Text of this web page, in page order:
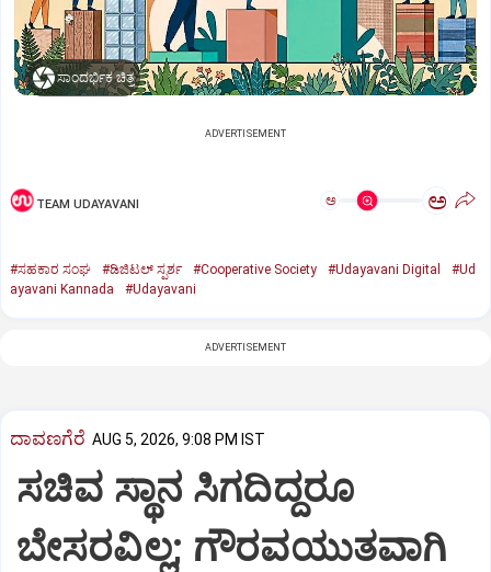
ಸಾಂದರ್ಭಿಕ ಚಿತ್ರ
ADVERTISEMENT
TEAM UDAYAVANI ಅ ಅ
#ಸಹಕಾರ ಸಂಘ #ಡಿಜಿಟಲ್‌ ಸ್ಪರ್ಶ #Cooperative Society #Udayavani Digital
#Ud
ayavani Kannada
#Udayavani
ADVERTISEMENT
ದಾವಣಗೆರೆ AUG 5, 2026, 9:08 PM IST
ಸಚಿವ ಸ್ಥಾನ ಸಿಗದಿದ್ದರೂ
ಬೇಸರವಿಲ್ಲ; ಗೌರವಯುತವಾಗಿ